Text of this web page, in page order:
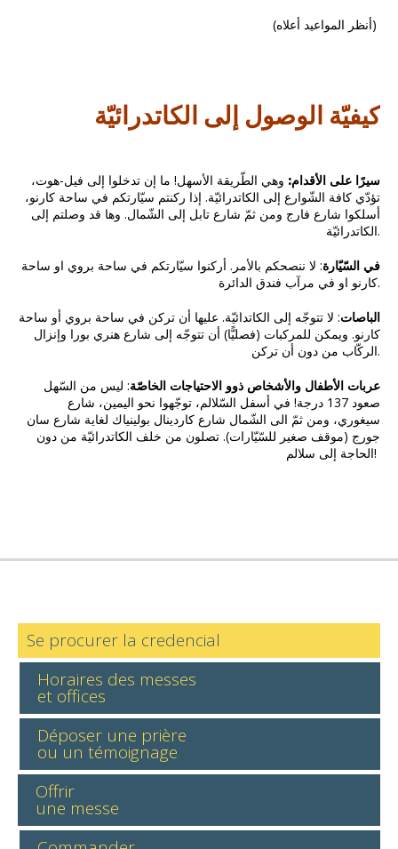
(أنظر المواعيد أعلاه)
كيفيّة الوصول إلى الكاتدرائيّة
سيرًا على الأقدام: وهي الطّريقة الأسهل! ما إن تدخلوا إلى فيل-هوت،
تؤدّي كافة الشّوارع إلى الكاتدرائيّة. إذا ركنتم سيّارتكم في ساحة كارنو،
أسلكوا شارع فارج ومن ثمّ شارع تابل إلى الشّمال. وها قد وصلتم إلى
الكاتدرائيّة.
في السّيّارة: لا ننصحكم بالأمر. أركنوا سيّارتكم في ساحة بروي او ساحة
كارنو او في مرآب فندق الدائرة.
الباصات: لا تتوجّه إلى الكاتدائيّة. عليها أن تركن في ساحة بروي أو ساحة
كارنو. ويمكن للمركبات (فصليًّا) أن تتوجّه إلى شارع هنري بورا وإنزال
الركّاب من دون أن تركن.
عربات الأطفال والأشخاص ذوو الاحتياجات الخاصّة: ليس من السّهل
صعود 137 درجة! في أسفل السّلالم، توجّهوا نحو اليمين، شارع
سيغوري، ومن ثمّ الى الشّمال شارع كاردينال بولينياك لغاية شارع سان
جورج (موقف صغير للسّيّارات). تصلون من خلف الكاتدرائيّة من دون
الحاجة إلى سلالم!
Se procurer la credencial
Horaires des messes
et offices
Déposer une prière
ou un témoignage
Offrir
une messe